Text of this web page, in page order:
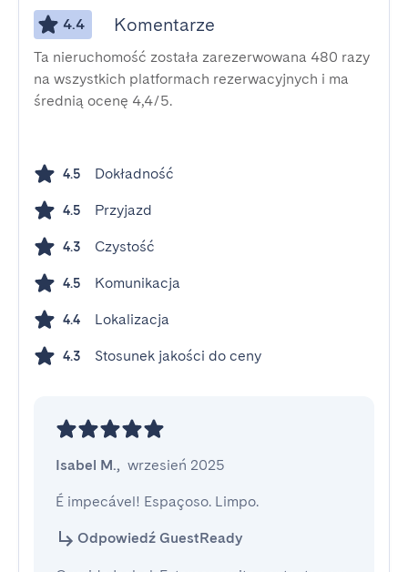
4.4 Komentarze
Ta nieruchomość została zarezerwowana 480 razy
na wszystkich platformach rezerwacyjnych i ma
średnią ocenę 4,4/5.
4.5 Dokładność
4.5 Przyjazd
4.3 Czystość
4.5 Komunikacja
4.4 Lokalizacja
4.3 Stosunek jakości do ceny
Isabel M., wrzesień 2025
É impecável! Espaçoso. Limpo.
Odpowiedź GuestReady